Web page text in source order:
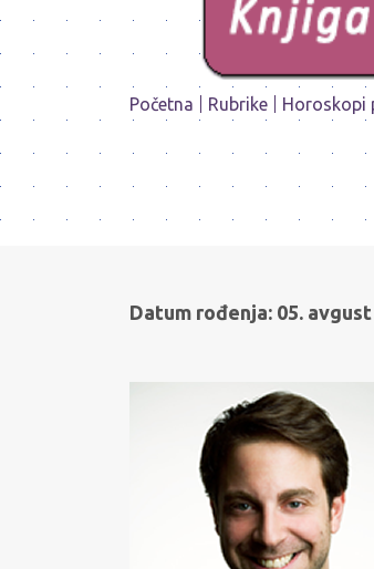
Početna Rubrike Horoskopi
Datum rođenja: 05. avgust